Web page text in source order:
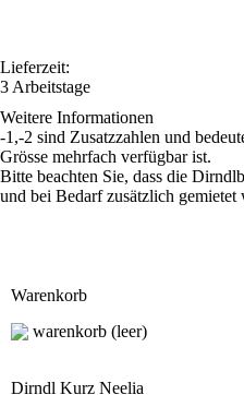
Lieferzeit:
3 Arbeitstage
Weitere Informationen
-1,-2 sind Zusatzzahlen und
Grösse mehrfach verfügbar ist.
Bitte beachten Sie, dass die
und bei Bedarf zusätzlich gemietet
Warenkorb
warenkorb (leer)
Dirndl Kurz Neelia